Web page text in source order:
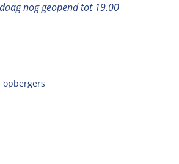
nog geopend tot 19.00
opbergers